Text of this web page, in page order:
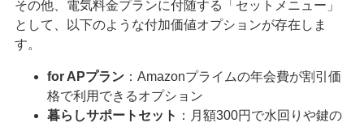
その他、電気料金プランに付随する「セットメニュー」
として、以下のような付加価値オプションが存在しま
す。
for APプラン：Amazonプライムの年会費が割引価
格で利用できるオプション
暮らしサポートセット ：月額300円で水回りや鍵の